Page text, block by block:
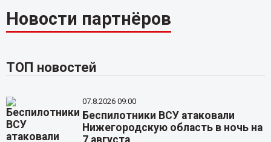
Новости партнёров
ТОП новостей
07.8.2026 09:00
Беспилотники ВСУ атаковали
Нижегородскую область в ночь на
7 августа